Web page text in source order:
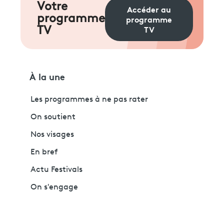
Votre
programme
TV
Accéder au
programme
TV
À la une
Les programmes à ne pas rater
On soutient
Nos visages
En bref
Actu Festivals
On s'engage